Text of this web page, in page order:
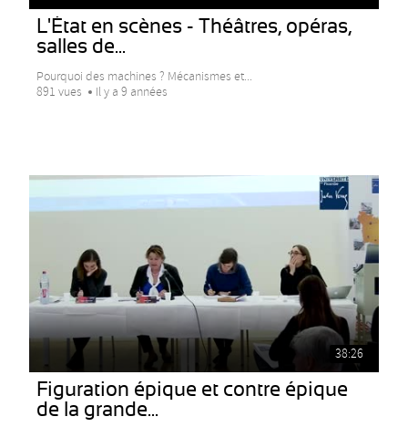
L'État en scènes - Théâtres, opéras,
salles de...
Pourquoi des machines ? Mécanismes et...
891 vues
Il y a 9 années
38:26
Figuration épique et contre épique
de la grande...